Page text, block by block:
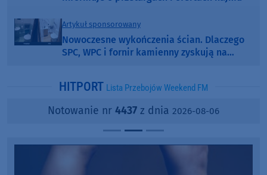
Artykuł sponsorowany
Nowoczesne wykończenia ścian. Dlaczego
SPC, WPC i fornir kamienny zyskują na
HITPORT Lista Przebojów Weekend FM
Notowanie nr 4437 z dnia 2026-08-06